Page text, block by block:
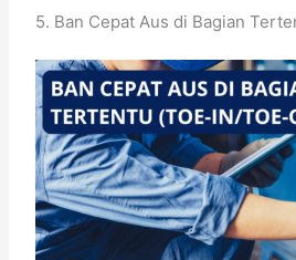
5. Ban Cepat Aus di Bagian